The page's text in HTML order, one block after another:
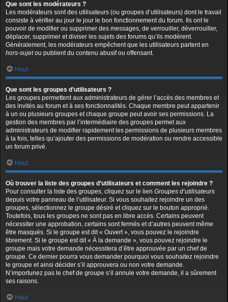
Que sont les modérateurs ?
Les modérateurs sont des utilisateurs (ou groupes d’utilisateurs) dont le travail
consiste à vérifier au jour le jour le bon fonctionnement du forum. Ils ont le
pouvoir de modifier ou supprimer des messages, de verrouiller, déverrouiller,
déplacer, supprimer et diviser les sujets des forums qu’ils modèrent.
Généralement, les modérateurs empêchent que les utilisateurs partent en
hors-sujetou publient du contenu abusif ou offensant.
Haut
Que sont les groupes d’utilisateurs ?
Les groupes permettent aux administrateurs de gérer l’accès des membres et
des invités au forum et à ses fonctionnalités. Chaque membre peut appartenir
à un ou plusieurs groupes et chaque groupe peut avoir ses permissions. La
gestion des membres par l’intermédiaire des groupes permet aux
administrateurs de modifier rapidement les permissions de plusieurs membres
à la fois, telles qu’ajouter des permissions de modération ou rendre accessible
un forum privé.
Haut
Où trouver la liste des groupes d’utilisateurs et comment les rejoindre ?
Pour consulter la liste des groupes, cliquez sur le lien Groupes d’utilisateurs
depuis votre panneau de l’utilisateur. Si vous souhaitez rejoindre un des
groupes, sélectionnez le groupe désiré et cliquez sur le bouton approprié.
Toutefois, tous les groupes ne sont pas en libre accès. Certains peuvent
nécessiter une approbation, certains sont fermés et d’autres peuvent même
être masqués. Si le groupe est dit « Ouvert », vous pouvez le rejoindre
librement. Si le groupe est dit « À la demande », vous pouvez rejoindre le
groupe mais votre demande nécessitera d’être approuvée par un chef de
groupe. Ce dernier pourra vous demander pourquoi vous souhaitez rejoindre
le groupe et ainsi décider s’il approuvera ou non votre demande.
N’importunez pas le chef de groupe s’il annule votre demande, il a sûrement
ses raisons.
Haut